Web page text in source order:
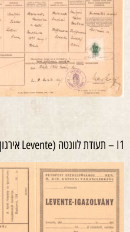
I1 – תעודת לוונטה (Levente אירגון נוער טרום צבאי)